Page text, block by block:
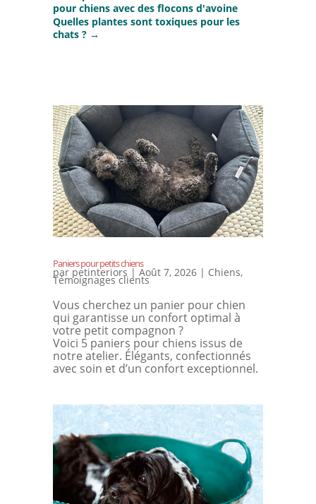
pour chiens avec des flocons d'avoine
Quelles plantes sont toxiques pour les
chats ?→
Paniers pour petits chiens
par petinteriors | Août 7, 2026| Chiens,
Témoignages clients
Vous cherchez un panier pour chien
qui garantisse un confort optimal à
votre petit compagnon ?
Voici 5 paniers pour chiens issus de
notre atelier. Élégants, confectionnés
avec soin et d’un confort exceptionnel.